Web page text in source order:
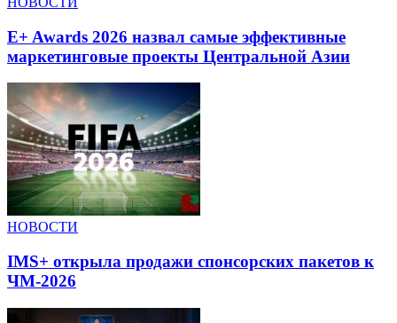
E+ Awards 2026 назвал самые эффективные
маркетинговые проекты Центральной Азии
НОВОСТИ
IMS+ открыла продажи спонсорских пакетов к
ЧМ-2026